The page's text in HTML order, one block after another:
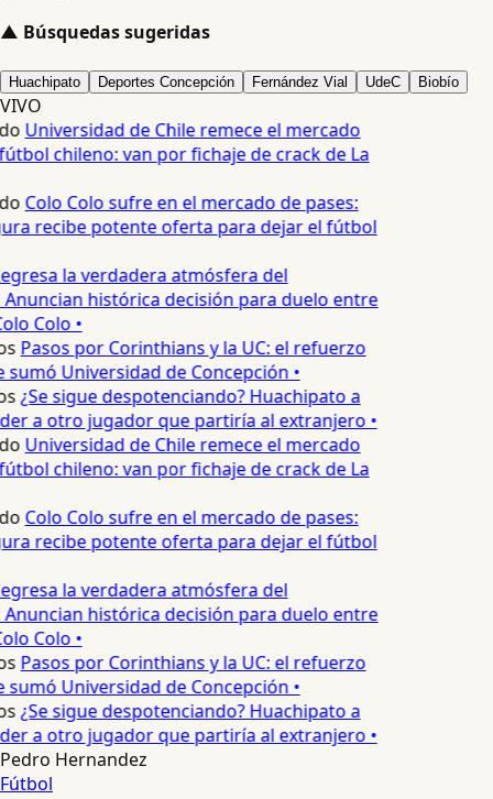
▲ Búsquedas sugeridas
Huachipato Deportes Concepción Fernández Vial UdeC Biobío
VIVO
Universidad de Chile remece el mercado
chileno: van por fichaje de crack de La
Colo Colo sufre en el mercado de pases:
recibe potente oferta para dejar el fútbol
la verdadera atmósfera del
histórica decisión para duelo entre
Colo •
Pasos por Corinthians y la UC: el refuerzo
Universidad de Concepción •
¿Se sigue despotenciando? Huachipato a
a otro jugador que partiría al extranjero •
Universidad de Chile remece el mercado
chileno: van por fichaje de crack de La
Colo Colo sufre en el mercado de pases:
recibe potente oferta para dejar el fútbol
la verdadera atmósfera del
histórica decisión para duelo entre
Colo •
Pasos por Corinthians y la UC: el refuerzo
Universidad de Concepción •
¿Se sigue despotenciando? Huachipato a
a otro jugador que partiría al extranjero •
Pedro Hernandez
Fútbol